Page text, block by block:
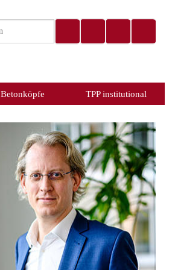
Betonköpfe TPP institutional